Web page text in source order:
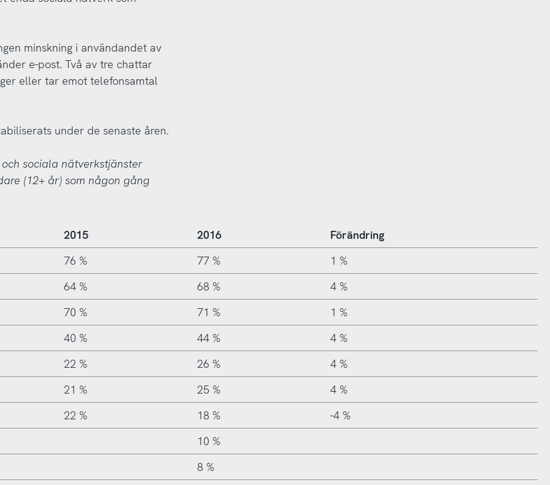
minskning i användandet av
e-post. Två av tre chattar
eller tar emot telefonsamtal
under de senaste åren.
sociala nätverkstjänster
(12+ år) som någon gång
2015 2016
Förändring
76 % 77 %
1 %
64 % 68 %
4 %
70 % 71 %
1 %
40 % 44 %
4 %
22 % 26 %
4 %
21 % 25 %
4 %
22 % 18 %
-4 %
10 %
8 %